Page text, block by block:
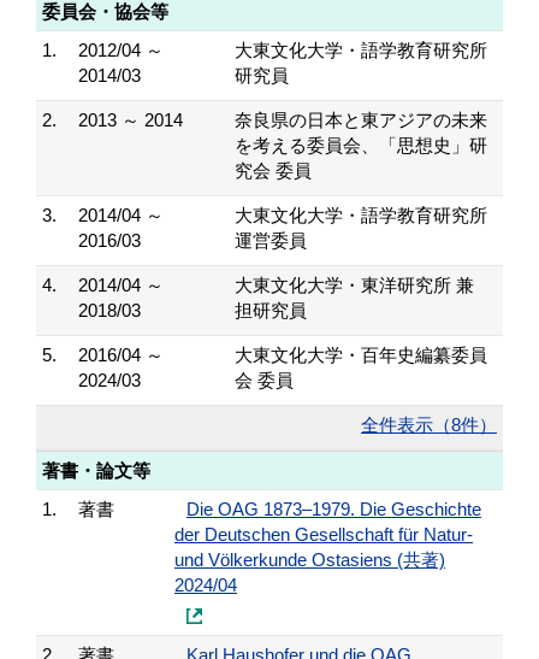
委員会・協会等
1.
2012/04 ～
2014/03
大東文化大学・語学教育研究所
研究員
2. 2013 ～ 2014
奈良県の日本と東アジアの未来
を考える委員会、「思想史」研
究会 委員
3.
2014/04 ～
2016/03
大東文化大学・語学教育研究所
運営委員
4.
2014/04 ～
2018/03
大東文化大学・東洋研究所 兼
担研究員
5.
2016/04 ～
2024/03
大東文化大学・百年史編纂委員
会 委員
全件表示（8件）
著書・論文等
1.
著書
Die OAG 1873–1979. Die Geschichte
der Deutschen Gesellschaft für Natur-
und Völkerkunde Ostasiens (共著)
2024/04
2. 著書 Karl Haushofer und die OAG.